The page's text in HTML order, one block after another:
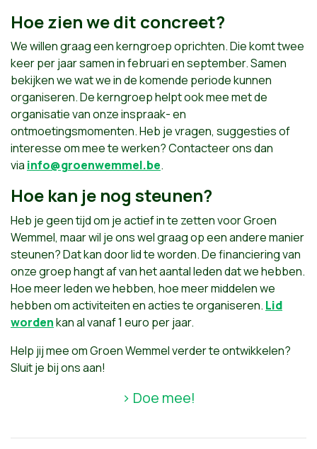
Hoe zien we dit concreet?
We willen graag een kerngroep oprichten. Die komt twee
keer per jaar samen in februari en september. Samen
bekijken we wat we in de komende periode kunnen
organiseren. De kerngroep helpt ook mee met de
organisatie van onze inspraak- en
ontmoetingsmomenten. Heb je vragen, suggesties of
interesse om mee te werken? Contacteer ons dan
via info@groenwemmel.be.
Hoe kan je nog steunen?
Heb je geen tijd om je actief in te zetten voor Groen
Wemmel, maar wil je ons wel graag op een andere manier
steunen? Dat kan door lid te worden. De financiering van
onze groep hangt af van het aantal leden dat we hebben.
Hoe meer leden we hebben, hoe meer middelen we
hebben om activiteiten en acties te organiseren. Lid
wordenkan al vanaf 1 euro per jaar.
Help jij mee om Groen Wemmel verder te ontwikkelen?
Sluit je bij ons aan!
> Doe mee!